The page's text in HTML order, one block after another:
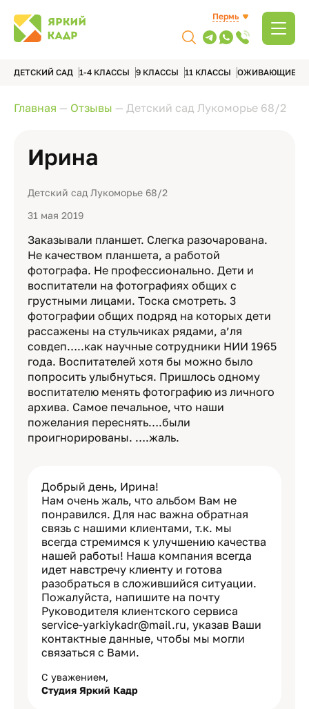
Пермь
ДЕТСКИЙ САД 1-4 КЛАССЫ 9 КЛАССЫ 11 КЛАССЫ ОЖИВАЮЩИЕ
Главная — Отзывы — Детский сад Лукоморье 68/2
Ирина
Детский сад Лукоморье 68/2
31 мая 2019
Заказывали планшет. Слегка разочарована.
Не качеством планшета, а работой
фотографа. Не профессионально. Дети и
воспитатели на фотографиях общих с
грустными лицами. Тоска смотреть. 3
фотографии общих подряд на которых дети
рассажены на стульчиках рядами, а’ля
совдеп…..как научные сотрудники НИИ 1965
года. Воспитателей хотя бы можно было
попросить улыбнуться. Пришлось одному
воспитателю менять фотографию из личного
архива. Самое печальное, что наши
пожелания переснять….были
проигнорированы. ….жаль.
Добрый день, Ирина!
Нам очень жаль, что альбом Вам не
понравился. Для нас важна обратная
связь с нашими клиентами, т.к. мы
всегда стремимся к улучшению качества
нашей работы! Наша компания всегда
идет навстречу клиенту и готова
разобраться в сложившийся ситуации.
Пожалуйста, напишите на почту
Руководителя клиентского сервиса
serviсe-yarkiykadr@mail.ru, указав Ваши
контактные данные, чтобы мы могли
связаться с Вами.
С уважением,
Студия Яркий Кадр